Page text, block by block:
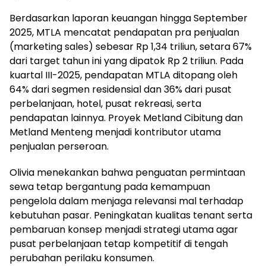
Berdasarkan laporan keuangan hingga September
2025, MTLA mencatat pendapatan pra penjualan
(marketing sales) sebesar Rp 1,34 triliun, setara 67%
dari target tahun ini yang dipatok Rp 2 triliun. Pada
kuartal III-2025, pendapatan MTLA ditopang oleh
64% dari segmen residensial dan 36% dari pusat
perbelanjaan, hotel, pusat rekreasi, serta
pendapatan lainnya. Proyek Metland Cibitung dan
Metland Menteng menjadi kontributor utama
penjualan perseroan.
Olivia menekankan bahwa penguatan permintaan
sewa tetap bergantung pada kemampuan
pengelola dalam menjaga relevansi mal terhadap
kebutuhan pasar. Peningkatan kualitas tenant serta
pembaruan konsep menjadi strategi utama agar
pusat perbelanjaan tetap kompetitif di tengah
perubahan perilaku konsumen.